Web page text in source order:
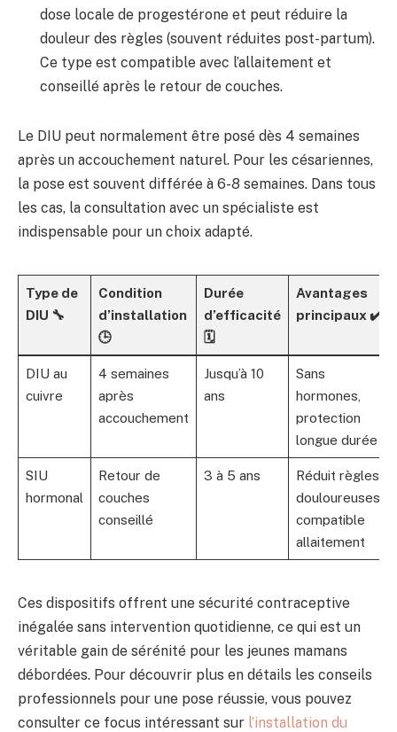
dose locale de progestérone et peut réduire la
douleur des règles (souvent réduites post-partum).
Ce type est compatible avec l’allaitement et
conseillé après le retour de couches.
Le DIU peut normalement être posé dès 4 semaines
après un accouchement naturel. Pour les césariennes,
la pose est souvent différée à 6-8 semaines. Dans tous
les cas, la consultation avec un spécialiste est
indispensable pour un choix adapté.
Type de
DIU 🔧
Condition
d’installation
🕒
Durée
d’efficacité
🗓️
Avantages
principaux ✔️
DIU au
cuivre
4 semaines
après
accouchement
Jusqu’à 10
ans
Sans
hormones,
protection
longue durée
SIU
hormonal
Retour de
couches
conseillé
3 à 5 ans
Réduit règles
douloureuses,
compatible
allaitement
Ces dispositifs offrent une sécurité contraceptive
inégalée sans intervention quotidienne, ce qui est un
véritable gain de sérénité pour les jeunes mamans
débordées. Pour découvrir plus en détails les conseils
professionnels pour une pose réussie, vous pouvez
consulter ce focus intéressant sur l’installation du